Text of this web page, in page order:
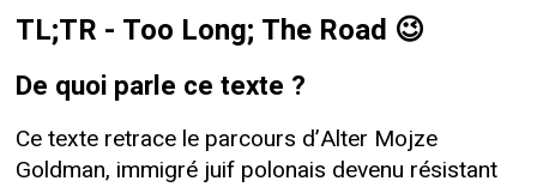
TL;TR - Too Long; The Road 😉
De quoi parle ce texte ?
Ce texte retrace le parcours d’Alter Mojze
Goldman, immigré juif polonais devenu résistant